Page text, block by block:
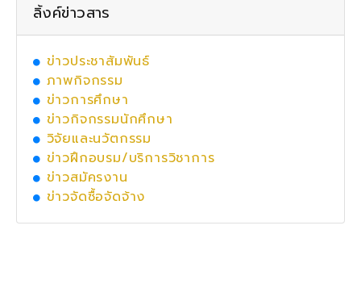
ลิ้งค์ข่าวสาร
ข่าวประชาสัมพันธ์
ภาพกิจกรรม
ข่าวการศึกษา
ข่าวกิจกรรมนักศึกษา
วิจัยและนวัตกรรม
ข่าวฝึกอบรม/บริการวิชาการ
ข่าวสมัครงาน
ข่าวจัดซื้อจัดจ้าง